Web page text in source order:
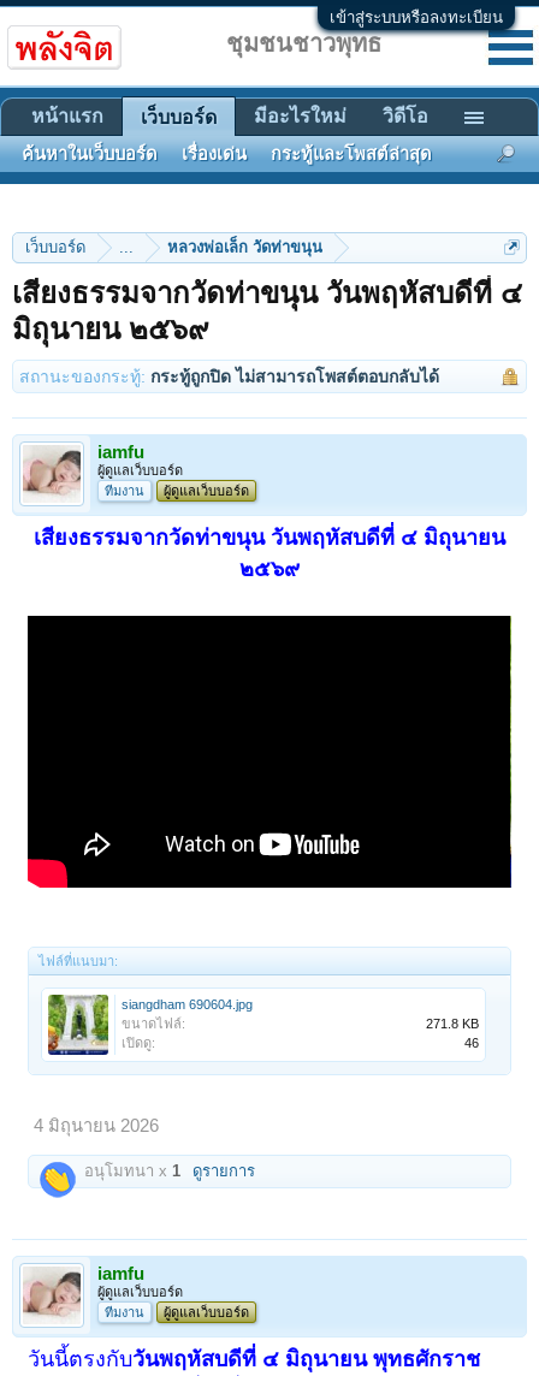
เข้าสู่ระบบหรือลงทะเบียน
เว็บบอร์ด ... หลวงพ่อเล็ก วัดท่าขนุน
เสียงธรรมจากวัดท่าขนุน วันพฤหัสบดีที่ ๔
มิถุนายน ๒๕๖๙
สถานะของกระทู้: กระทู้ถูกปิด ไม่สามารถโพสต์ตอบกลับได้
iamfu
ผู้ดูแลเว็บบอร์ด
ทีมงาน
ผู้ดูแลเว็บบอร์ด
เสียงธรรมจากวัดท่าขนุน วันพฤหัสบดีที่ ๔ มิถุนายน
๒๕๖๙
ไฟล์ที่แนบมา:
siangdham 690604.jpg
ขนาดไฟล์:
271.8 KB
เปิดดู:
46
4 มิถุนายน 2026
อนุโมทนา x1 ดูรายการ
iamfu
ผู้ดูแลเว็บบอร์ด
ทีมงาน
ผู้ดูแลเว็บบอร์ด
วันนี้ตรงกับวันพฤหัสบดีที่ ๔ มิถุนายน พุทธศักราช
ชุมชนชาวพุทธ
หน้าแรก เว็บบอร์ด
ค้นหาในเว็บบอร์ด เรื่องเด่น กระทู้และโพสต์ล่าสุด
มีอะไรใหม่ วิดีโอ